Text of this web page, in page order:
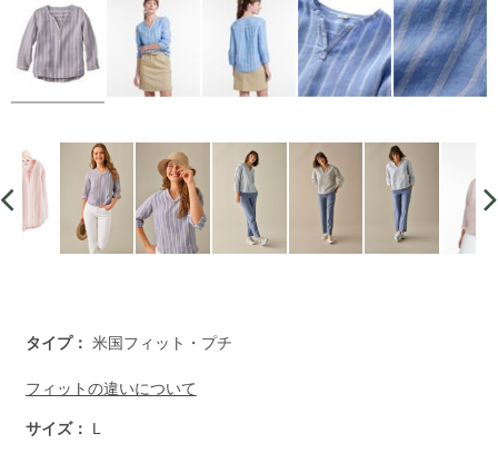
shirts/g/1000270567.html
タイプ： 米国フィット・プチ
フィットの違いについて
サイズ： L